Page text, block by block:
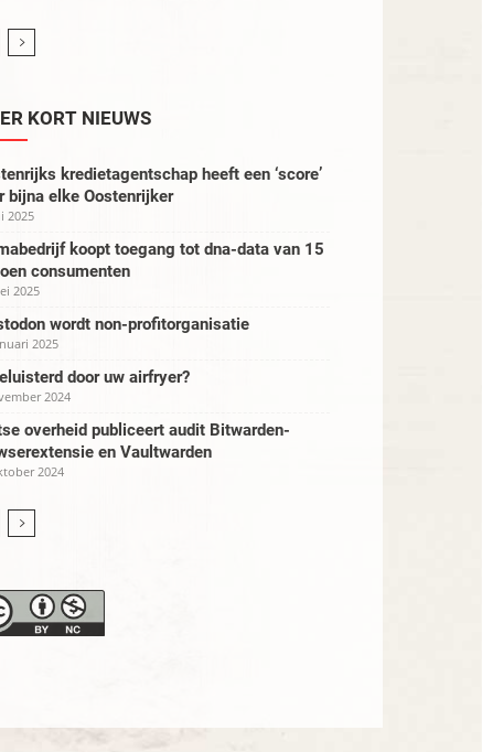
KORT NIEUWS
kredietagentschap heeft een ‘score’
bijna elke Oostenrijker
2025
koopt toegang tot dna-data van 15
consumenten
2025
wordt non-profitorganisatie
2025
door uw airfryer?
2024
overheid publiceert audit Bitwarden-
en Vaultwarden
2024